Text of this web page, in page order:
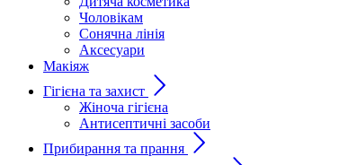
Чоловікам
Сонячна лінія
Аксесуари
Макіяж
Гігієна та захист
Жіноча гігієна
Антисептичні засоби
Прибирання та прання